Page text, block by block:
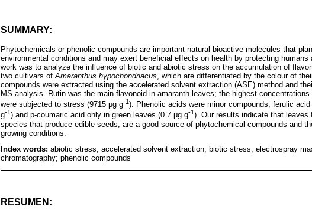
SUMMARY:
Phytochemicals or phenolic compounds are important natural bioactive molecules that
environmental conditions and may exert beneficial effects on health by protecting
work was to analyze the influence of biotic and abiotic stress on the accumulation of
two cultivars of Amaranthus hypochondriacus , which are differentiated by the colour of
compounds were extracted using the accelerated solvent extraction (ASE) method and
MS analysis. Rutin was the main flavonoid in amaranth leaves; the highest
were subjected to stress (9715 μg g-1). Phenolic acids were minor compounds; ferulic
g-1 ) and p-coumaric acid only in green leaves (0.7 μg g-1 ). Our results indicate that
species that produce edible seeds, are a good source of phytochemical compounds and
growing conditions.
Index words: abiotic stress; accelerated solvent extraction; biotic stress; electrospray
chromatography; phenolic compounds
RESUMEN: